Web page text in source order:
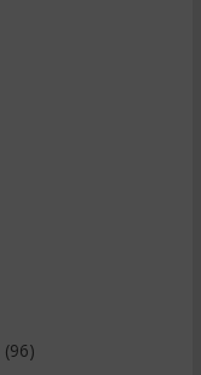
(96)